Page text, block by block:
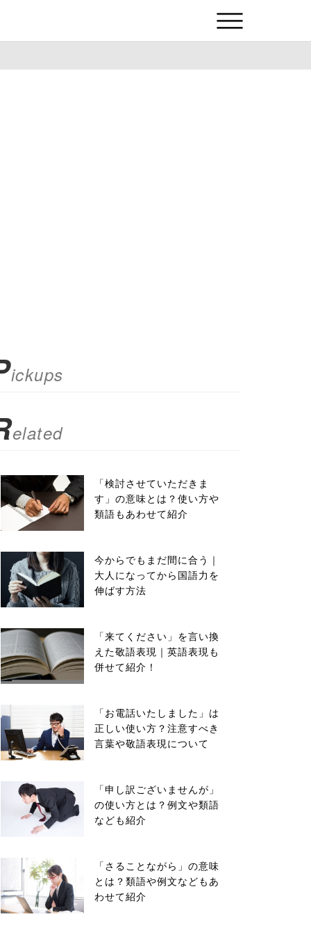
ickups
elated
「検討させていただきま
す」の意味とは？使い方や
類語もあわせて紹介
今からでもまだ間に合う｜
大人になってから国語力を
伸ばす方法
「来てください」を言い換
えた敬語表現｜英語表現も
併せて紹介！
「お電話いたしました」は
正しい使い方？注意すべき
言葉や敬語表現について
「申し訳ございませんが」
の使い方とは？例文や類語
なども紹介
「さることながら」の意味
とは？類語や例文などもあ
わせて紹介